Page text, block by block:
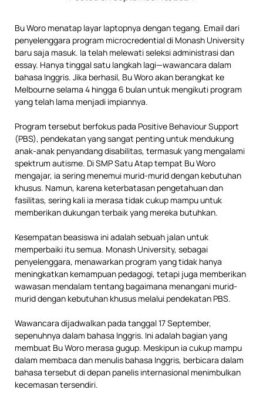
Bu Woro menatap layar laptopnya dengan tegang. Email dari
penyelenggara program microcredential di Monash University
baru saja masuk. Ia telah melewati seleksi administrasi dan
essay. Hanya tinggal satu langkah lagi—wawancara dalam
bahasa Inggris. Jika berhasil, Bu Woro akan berangkat ke
Melbourne selama 4 hingga 6 bulan untuk mengikuti program
yang telah lama menjadi impiannya.
Program tersebut berfokus pada Positive Behaviour Support
(PBS), pendekatan yang sangat penting untuk mendukung
anak-anak penyandang disabilitas, termasuk yang mengalami
spektrum autisme. Di SMP Satu Atap tempat Bu Woro
mengajar, ia sering menemui murid-murid dengan kebutuhan
khusus. Namun, karena keterbatasan pengetahuan dan
fasilitas, sering kali ia merasa tidak cukup mampu untuk
memberikan dukungan terbaik yang mereka butuhkan.
Kesempatan beasiswa ini adalah sebuah jalan untuk
memperbaiki itu semua. Monash University, sebagai
penyelenggara, menawarkan program yang tidak hanya
meningkatkan kemampuan pedagogi, tetapi juga memberikan
wawasan mendalam tentang bagaimana menangani murid-
murid dengan kebutuhan khusus melalui pendekatan PBS.
Wawancara dijadwalkan pada tanggal 17 September,
sepenuhnya dalam bahasa Inggris. Ini adalah bagian yang
membuat Bu Woro merasa gugup. Meskipun ia cukup mampu
dalam membaca dan menulis bahasa Inggris, berbicara dalam
bahasa tersebut di depan panelis internasional menimbulkan
kecemasan tersendiri.